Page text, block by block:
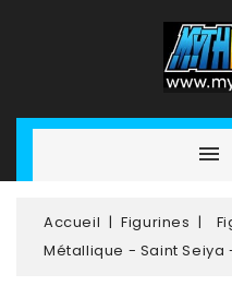
Accueil Figurines
Métallique - Saint Seiya